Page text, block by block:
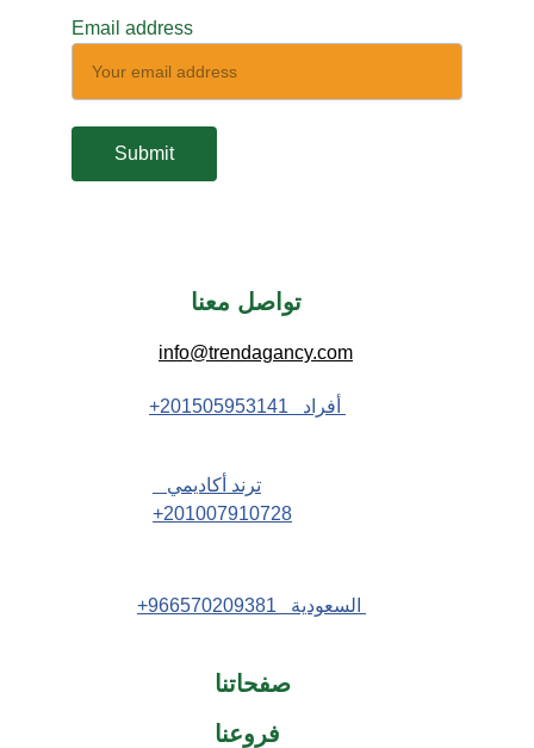
تواصل معنا
Email address
Submit
info@trendagancy.com
صفحاتنا
ترند أكاديمي
201007910728+
فروعنا